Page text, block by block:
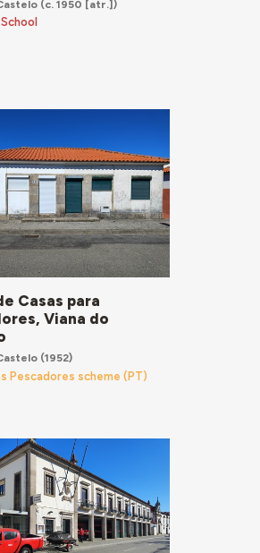
(c. 1950 [atr.])
Casas para
Viana do
(1952)
Pescadores scheme (PT)